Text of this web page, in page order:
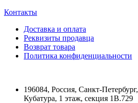
Контакты
Доставка и оплата
Реквизиты продавца
Возврат товара
Политика конфиденциальности
196084, Россия, Санкт-Петербург,
Кубатура, 1 этаж, секция 1В.729